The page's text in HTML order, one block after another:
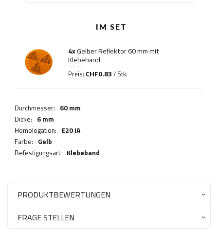
IM SET
4xGelber Reflektor 60 mm mit
Klebeband
Preis: CHF0.83 / Stk.
Durchmesser: 60 mm
Dicke: 6 mm
Homologation: E20 IA
Farbe: Gelb
Befestigungsart: Klebeband
PRODUKTBEWERTUNGEN
FRAGE STELLEN